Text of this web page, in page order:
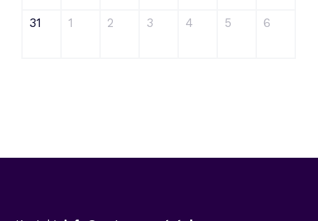
31 1 2 3 4 5 6